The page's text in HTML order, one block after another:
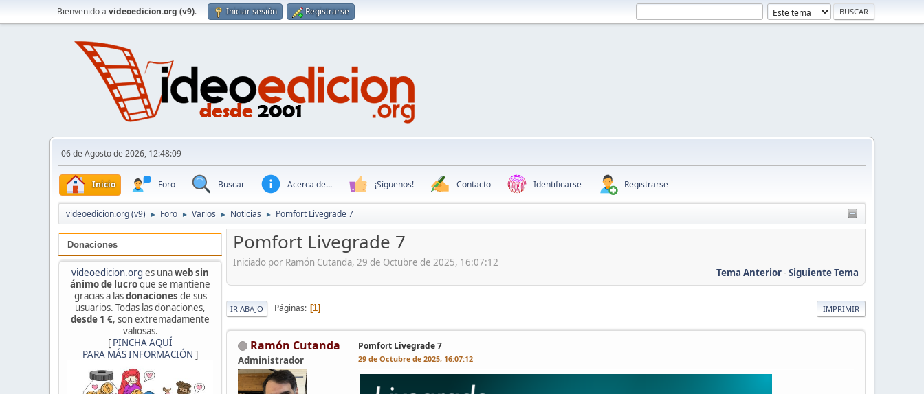
Bienvenido a videoedicion.org (v9). Iniciar sesión Registrarse
06 de Agosto de 2026, 12:48:09
Inicio Foro Buscar Acerca de... ¡Síguenos! Contacto Identificarse Registrarse
videoedicion.org (v9) ► Foro ► Varios ► Noticias ► Pomfort Livegrade 7
Donaciones
videoedicion.org es unaweb sin
ánimo de lucroque se mantiene
gracias a lasdonaciones de sus
usuarios. Todas las donaciones,
desde 1 €, son extremadamente
valiosas.
[ PINCHA AQUÍ
PARA MÁS INFORMACIÓN ]
Pomfort Livegrade 7
Iniciado por Ramón Cutanda, 29 de Octubre de 2025, 16:07:12
Tema Anterior-Siguiente Tema
IMPRIMIR
IR ABAJO Páginas 1
Ramón Cutanda
Administrador
Pomfort Livegrade 7
29 de Octubre de 2025, 16:07:12